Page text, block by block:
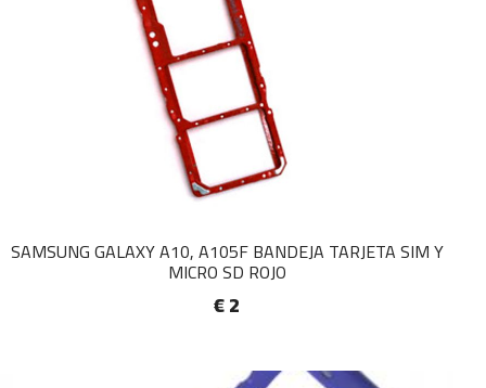
SAMSUNG GALAXY A10, A105F BANDEJA TARJETA SIM Y
MICRO SD ROJO
€ 2